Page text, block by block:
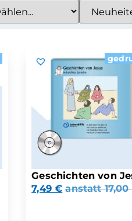
Geschichten von
7,49€ anstatt17,00